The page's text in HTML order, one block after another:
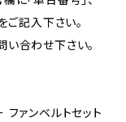
ご記入下さい。
合わせ下さい。
ファンベルトセット